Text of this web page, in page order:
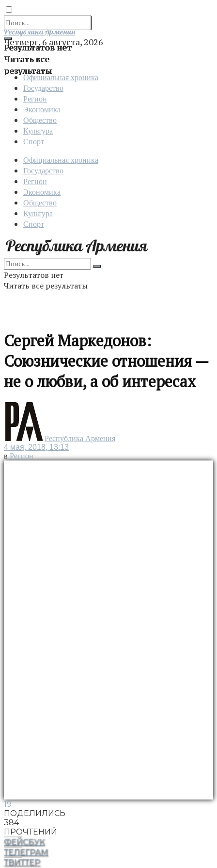
Результатов нет
Читать все
результаты
Отправить
Республика Армения
Четверг, 6 августа, 2026
Официальная хроника
Государство
Регион
Экономика
Общество
Культура
Спорт
Официальная хроника
Государство
Регион
Экономика
Общество
Культура
Спорт
Результатов нет
Читать все результаты
Сергей Маркедонов:
Союзнические отношения —
не о любви, а об интересах
Республика Армения
4 мая, 2018, 13:13
в Регион
19
ПОДЕЛИЛИСЬ
384
ПРОЧТЕНИЙ
ФЕЙСБУК
ТЕЛЕГРАМ
ТВИТТЕР